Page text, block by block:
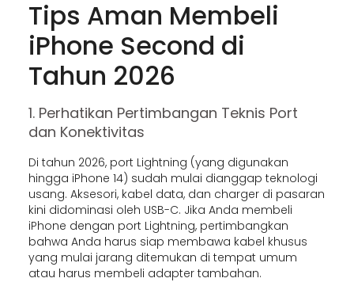
Tips Aman Membeli
iPhone Second di
Tahun 2026
1. Perhatikan Pertimbangan Teknis Port
dan Konektivitas
Di tahun 2026, port Lightning (yang digunakan
hingga iPhone 14) sudah mulai dianggap teknologi
usang. Aksesori, kabel data, dan charger di pasaran
kini didominasi oleh USB-C. Jika Anda membeli
iPhone dengan port Lightning, pertimbangkan
bahwa Anda harus siap membawa kabel khusus
yang mulai jarang ditemukan di tempat umum
atau harus membeli adapter tambahan.